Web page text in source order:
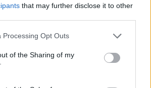
that may further disclose it to other
Processing Opt Outs
of the Sharing of my
Tutti gli eventi